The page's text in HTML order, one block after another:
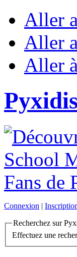
Aller
Aller
Aller
Connexion |
Recherchez sur
Effectuez une